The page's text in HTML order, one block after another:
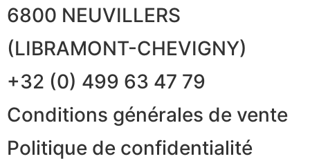
6800 NEUVILLERS
(LIBRAMONT-CHEVIGNY)
+32 (0) 499 63 47 79
Conditions générales de vente
Politique de confidentialité